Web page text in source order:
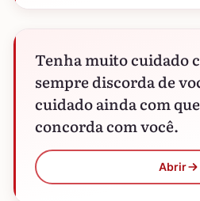
Tenha muito cuidado
sempre discorda de
cuidado ainda com
concorda com você.
Abrir